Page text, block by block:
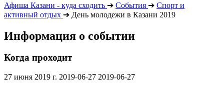
Афиша Казани - куда сходить ➔ События ➔ Спорт и
активный отдых ➔ День молодежи в Казани 2019
Информация о событии
Когда проходит
27 июня 2019 г. 2019-06-27 2019-06-27